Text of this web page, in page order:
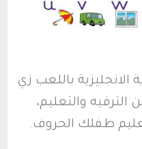
الانجليزية باللعب زي
والتعليم،
طفلك الحروف.